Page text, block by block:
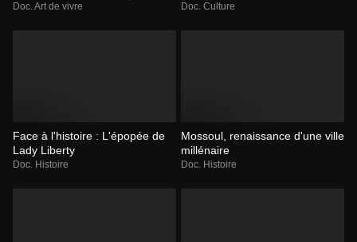
Doc. Art de vivre Doc. Culture
Face à l'histoire : L'épopée de
Lady Liberty
Doc. Histoire
Mossoul, renaissance d'une ville
millénaire
Doc. Histoire